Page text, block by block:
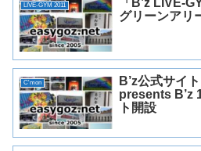
LIVE-GYM 2011
「B’z LIVE-
グリーンアリ
C'mon
B’z公式サイ
presents B’z
ト開設